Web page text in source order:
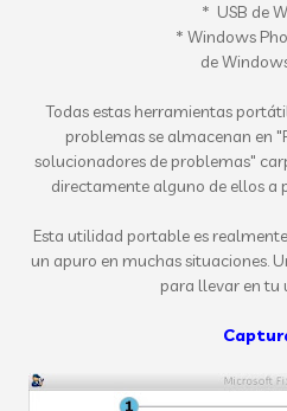
* USB de
* Windows
de
Todas estas herramientas
problemasse almacenan en
solucionadores de problemas"
directamente alguno de ellos a
Esta utilidad portablees
un apuro en muchas situaciones.
para llevar en tu